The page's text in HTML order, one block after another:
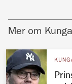
Mer om